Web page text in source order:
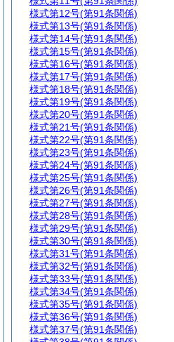
様式第12号(第91条関係)
様式第13号(第91条関係)
様式第14号(第91条関係)
様式第15号(第91条関係)
様式第16号(第91条関係)
様式第17号(第91条関係)
様式第18号(第91条関係)
様式第19号(第91条関係)
様式第20号(第91条関係)
様式第21号(第91条関係)
様式第22号(第91条関係)
様式第23号(第91条関係)
様式第24号(第91条関係)
様式第25号(第91条関係)
様式第26号(第91条関係)
様式第27号(第91条関係)
様式第28号(第91条関係)
様式第29号(第91条関係)
様式第30号(第91条関係)
様式第31号(第91条関係)
様式第32号(第91条関係)
様式第33号(第91条関係)
様式第34号(第91条関係)
様式第35号(第91条関係)
様式第36号(第91条関係)
様式第37号(第91条関係)